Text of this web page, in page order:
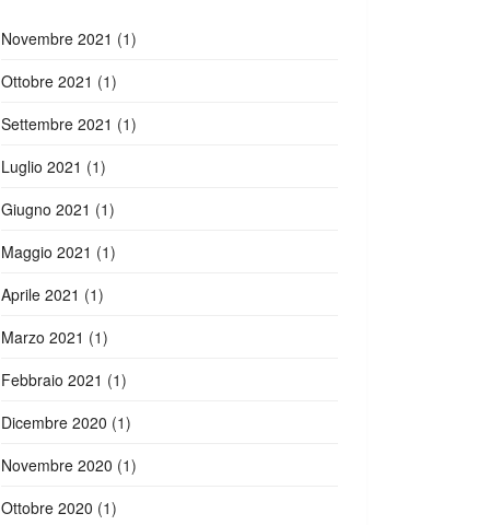
Novembre 2021 (1)
Ottobre 2021 (1)
Settembre 2021 (1)
Luglio 2021 (1)
Giugno 2021 (1)
Maggio 2021 (1)
Aprile 2021 (1)
Marzo 2021 (1)
Febbraio 2021 (1)
Dicembre 2020 (1)
Novembre 2020 (1)
Ottobre 2020 (1)